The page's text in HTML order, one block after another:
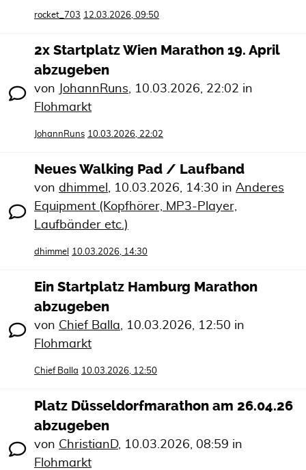
rocket_703 12.03.2026, 09:50
2x Startplatz Wien Marathon 19. April
abzugeben
von JohannRuns, 10.03.2026, 22:02 in
Flohmarkt
JohannRuns 10.03.2026, 22:02
Neues Walking Pad / Laufband
von dhimmel , 10.03.2026, 14:30 in Anderes
Equipment (Kopfhörer, MP3-Player,
Laufbänder etc.)
dhimmel 10.03.2026, 14:30
Ein Startplatz Hamburg Marathon
abzugeben
von Chief Balla, 10.03.2026, 12:50 in
Flohmarkt
Chief Balla 10.03.2026, 12:50
Platz Düsseldorfmarathon am 26.04.26
abzugeben
von ChristianD, 10.03.2026, 08:59 in
Flohmarkt